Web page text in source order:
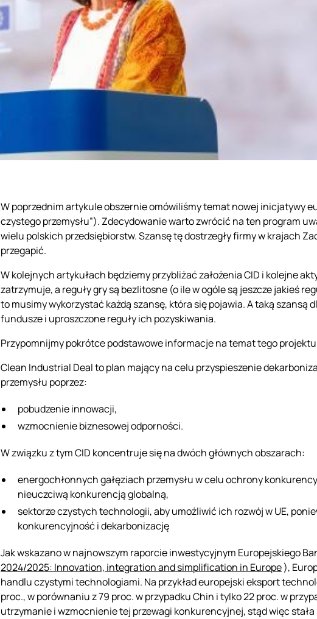
W poprzednim artykule obszernie omówiliśmy temat nowej inicjatywy
czystego przemysłu”). Zdecydowanie warto zwrócić na ten program
wielu polskich przedsiębiorstw. Szansę tę dostrzegły firmy w krajach
przegapić.
W kolejnych artykułach będziemy przybliżać założenia CID i kolejne
zatrzymuje, a reguły gry są bezlitosne (o ile w ogóle są jeszcze jakieś
to musimy wykorzystać każdą szansę, która się pojawia. A taką szansą
fundusze i uproszczone reguły ich pozyskiwania.
Przypomnijmy pokrótce podstawowe informacje na temat tego
Clean Industrial Deal to plan mający na celu przyspieszenie
przemysłu poprzez:
pobudzenie innowacji,
wzmocnienie biznesowej odporności.
W związku z tym CID koncentruje się na dwóch głównych obszarach:
energochłonnych gałęziach przemysłu w celu ochrony
nieuczciwą konkurencją globalną,
sektorze czystych technologii, aby umożliwić ich rozwój w UE,
konkurencyjność i dekarbonizację
Jak wskazano w najnowszym raporcie inwestycyjnym Europejskiego
2024/2025: Innovation, integration and simplification in Europe),
handlu czystymi technologiami. Na przykład europejski eksport
proc., w porównaniu z 79 proc. w przypadku Chin i tylko 22 proc. w
utrzymanie i wzmocnienie tej przewagi konkurencyjnej, stąd więc